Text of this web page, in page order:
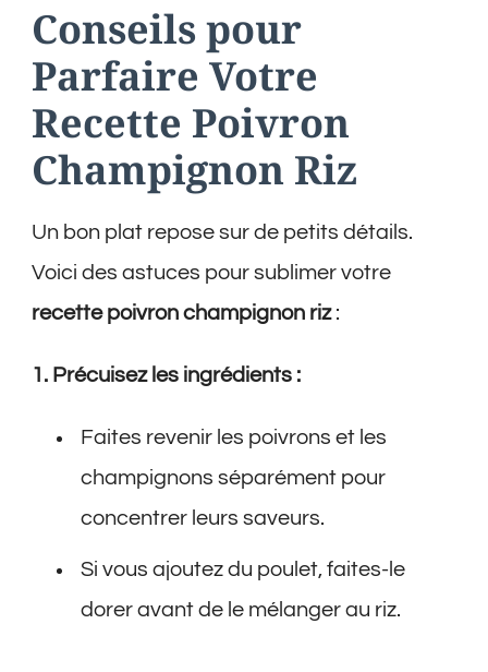
Conseils pour
Parfaire Votre
Recette Poivron
Champignon Riz
Un bon plat repose sur de petits détails.
Voici des astuces pour sublimer votre
recette poivron champignon riz:
1. Précuisez les ingrédients :
Faites revenir les poivrons et les
champignons séparément pour
concentrer leurs saveurs.
Si vous ajoutez du poulet, faites-le
dorer avant de le mélanger au riz.